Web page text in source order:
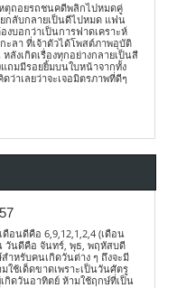
ตุถอยรถชนคดีพลิกไปหมดคู่
กลับกลายเป็นดีไปหมด แฟน
บอกว่าเป็นการฟาดเคราะห์
ะลา ที่เจ้าตัวได้โพสต์ภาพอุบัติ
ลังเกิดเรื่องทุกอย่างกลายเป็นสี
ถมมีรอยยิ้มบนใบหน้าจากทั้ง
ว่าเลยว่าจะเจอมิตรภาพที่ดีๆ
อนดีคือ 6,9,12,1,2,4 (เดือน
วันดีคือ จันทร์, พุธ, พฤหัสบดี
ำหรับคนเกิดวันต่าง ๆ ถึงจะมี
ใช้เด็ดขาดเพราะเป็นวันศัตรู
กิดวันอาทิตย์ ห้ามใช้ฤกษ์ที่เป็น